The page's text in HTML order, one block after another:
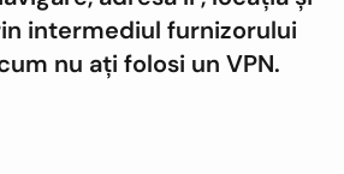
intermediul furnizorului
nu ați folosi un VPN.